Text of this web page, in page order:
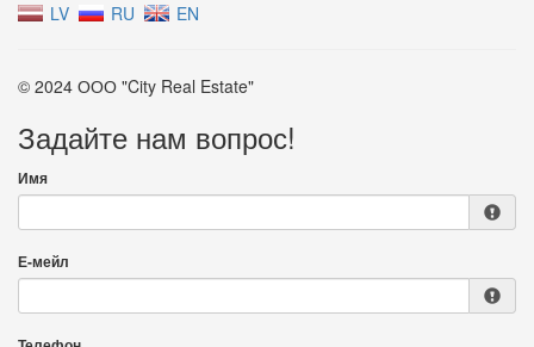
LV RU EN
© 2024 ООО "City Real Estate"
Задайте нам вопрос!
Имя
Е-мейл